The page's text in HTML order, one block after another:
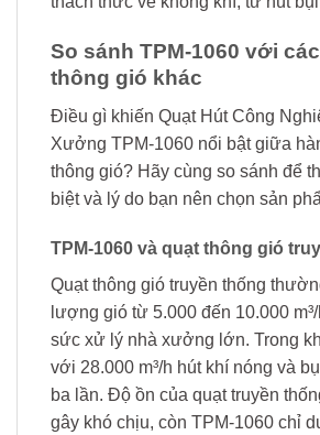
So sánh TPM-1060 với
thông gió khác
Điều gì khiến Quạt Hút Công
Xưởng TPM-1060 nổi bật giữa
thông gió? Hãy cùng so sánh để
biệt và lý do bạn nên chọn sản
TPM-1060 và quạt thông gió
Quạt thông gió truyền thống
lượng gió từ 5.000 đến 10.000
sức xử lý nhà xưởng lớn. Trong
với 28.000 m³/h hút khí nóng và
ba lần. Độ ồn của quạt truyền
gây khó chịu, còn TPM-1060 chỉ